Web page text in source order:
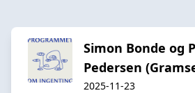
Simon Bonde og
Pedersen
2025-11-23